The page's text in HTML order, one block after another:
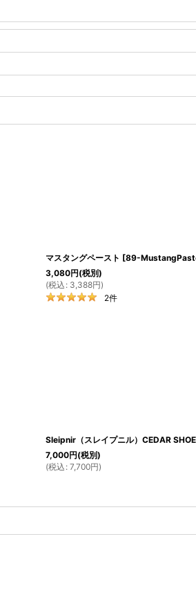
マスタングペースト [89-
3,080円(税別)
(税込 : 3,388円)
2件
Sleipnir（スレイプニル）CEDAR
7,000円(税別)
(税込 : 7,700円)